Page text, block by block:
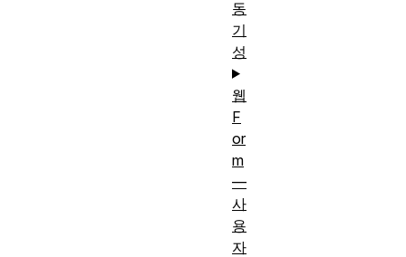
동
기
성
웹
F
or
m
—
사
용
자